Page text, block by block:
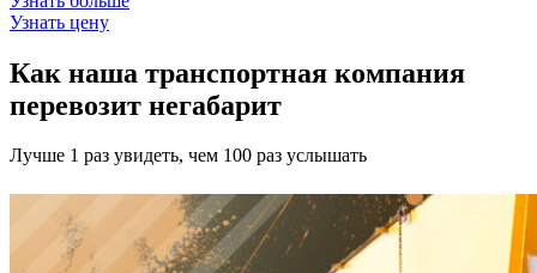
Узнать цену
Как наша транспортная компания
перевозит негабарит
Лучше 1 раз увидеть, чем 100 раз услышать